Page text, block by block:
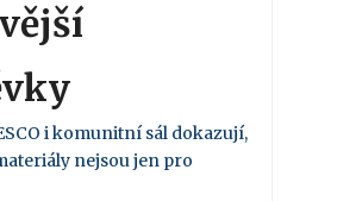
i komunitní sál dokazují,
nejsou jen pro